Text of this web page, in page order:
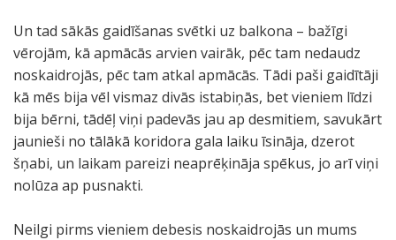
Un tad sākās gaidīšanas svētki uz balkona – bažīgi
vērojām, kā apmācās arvien vairāk, pēc tam nedaudz
noskaidrojās, pēc tam atkal apmācās. Tādi paši gaidītāji
kā mēs bija vēl vismaz divās istabiņās, bet vieniem līdzi
bija bērni, tādēļ viņi padevās jau ap desmitiem, savukārt
jaunieši no tālākā koridora gala laiku īsināja, dzerot
šņabi, un laikam pareizi neaprēķināja spēkus, jo arī viņi
nolūza ap pusnakti.
Neilgi pirms vieniem debesis noskaidrojās un mums